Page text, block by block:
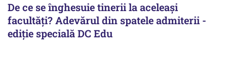
De ce se înghesuie tinerii la aceleași
facultăți? Adevărul din spatele admiterii -
ediție specială DC Edu